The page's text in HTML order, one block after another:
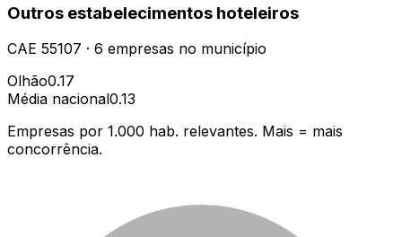
Outros estabelecimentos hoteleiros
CAE 55107 · 6 empresas no município
Olhão0.17
Média nacional0.13
Empresas por 1.000 hab. relevantes. Mais = mais
concorrência.